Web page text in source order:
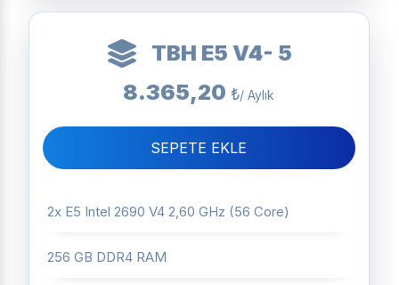
TBH E5 V4- 5
8.365,20 ₺/ Aylık
SEPETE EKLE
2x E5 Intel 2690 V4 2,60 GHz (56 Core)
256 GB DDR4 RAM